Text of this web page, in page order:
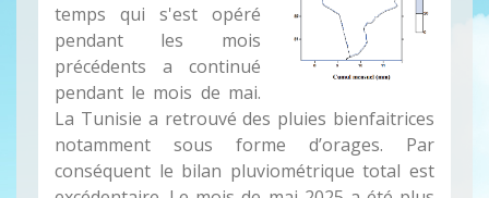
temps qui s'est opéré
pendant les mois
précédents a continué
pendant le mois de mai.
La Tunisie a retrouvé des pluies bienfaitrices
notamment sous forme d’orages. Par
conséquent le bilan pluviométrique total est